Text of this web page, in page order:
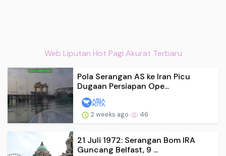
Web Liputan Hot Pagi Akurat Terbaru
Pola Serangan AS ke Iran Picu
Dugaan Persiapan Ope...
2 weeks ago 46
21 Juli 1972: Serangan Bom IRA
Guncang Belfast, 9 ...